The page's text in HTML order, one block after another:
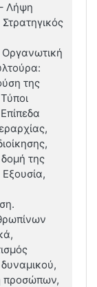
Λήψη
της
της
Εξουσία,
προσώπων,